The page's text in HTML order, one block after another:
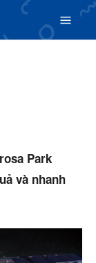
Park
và nhanh